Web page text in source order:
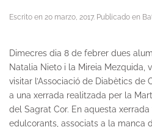
Escrito en 20 marzo, 2017. Publicado en
Dimecres dia 8 de febrer dues
Natalia Nieto i la Mireia Mezquida,
visitar l’Associació de Diabètics de
a una xerrada realitzada per la
del Sagrat Cor. En aquesta
edulcorants, associats a la manca